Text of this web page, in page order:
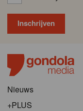
Nieuws
+PLUS